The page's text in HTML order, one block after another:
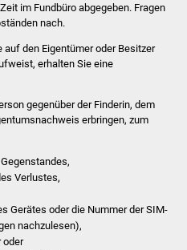
Sanierung Bizethalle
Ortsentwicklung
& Service
Was erledige ich wo
Lebenslagen
im Fundbüro abgegeben. Fragen
nach.
den Eigentümer oder Besitzer
erhalten Sie eine
gegenüber der Finderin, dem
erbringen, zum
Verlustes,
Gerätes oder die Nummer der SIM-
nachzulesen),
oder